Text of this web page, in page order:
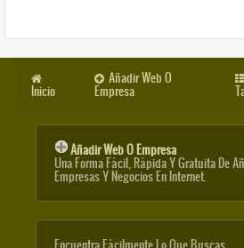
Inicio
Añadir Web O
Empresa
Añadir Web O Empresa
Una Forma Fácil, Rápida Y Gratuita De
Empresas Y Negocios En Internet.
Encuentra Fácilmente Lo Que Buscas.